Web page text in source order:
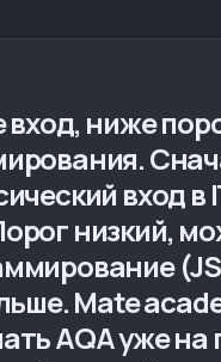
вход, ниже
вход
низкий,
Mate
AQA уже